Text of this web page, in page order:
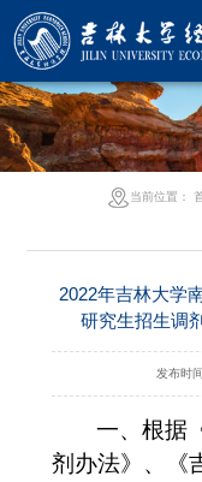
当前位置：
2022年吉林大学
研究生招生调
发布时
一、 根据
剂办法》 、 《